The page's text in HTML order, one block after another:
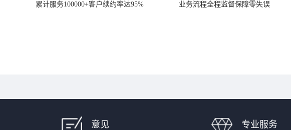
累计服务100000+客户续约率达95% 业务流程全程监督保障零失误
意见 专业服务